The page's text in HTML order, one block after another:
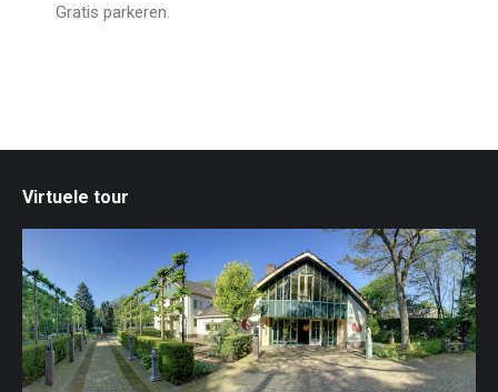
Gratis parkeren.
Virtuele tour